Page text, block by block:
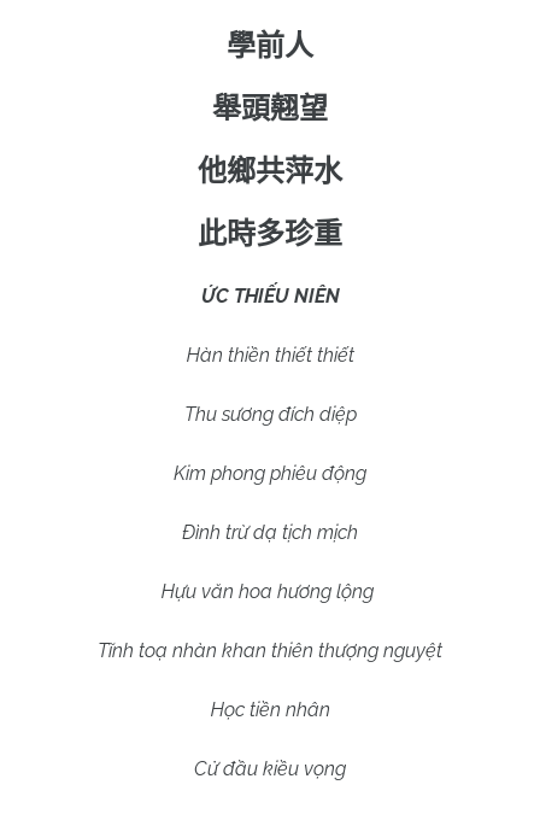
學前人
舉頭翹望
他鄉共萍水
此時多珍重
ỨC THIẾU NIÊN
Hàn thiền thiết thiết
Thu sương đích diệp
Kim phong phiêu động
Đình trừ dạ tịch mịch
Hựu văn hoa hương lộng
Tĩnh toạ nhàn khan thiên thượng nguyệt
Học tiền nhân
Cử đầu kiều vọng